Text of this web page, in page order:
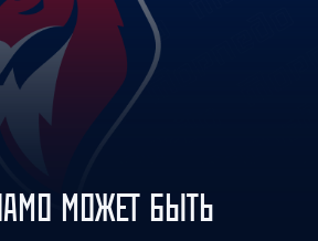
МОЖЕТ БЫТЬ